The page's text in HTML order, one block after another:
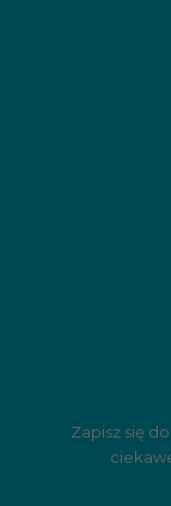
Zapisz się